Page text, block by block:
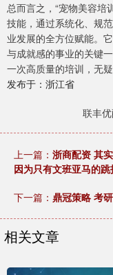
总而言之，“宠物美容培
技能，通过系统化、规
业发展的全方位赋能。
与成就感的事业的关键
一次高质量的培训，无
发布于：浙江省
联丰
上一篇： 浙商配资 其
因为只有文班亚马的
下一篇： 鼎冠策略 考
相关文章